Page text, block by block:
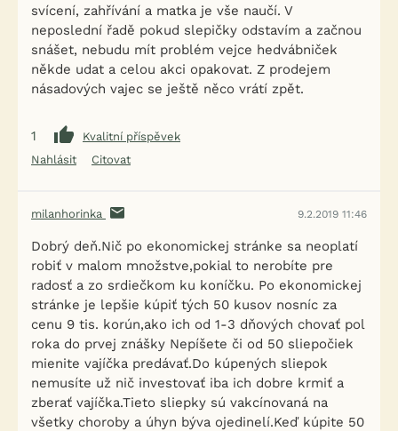
svícení, zahřívání a matka je vše naučí. V
neposlední řadě pokud slepičky odstavím a začnou
snášet, nebudu mít problém vejce hedvábniček
někde udat a celou akci opakovat. Z prodejem
násadových vajec se ještě něco vrátí zpět.
1
Kvalitní příspěvek
Nahlásit
Citovat
milanhorinka 9.2.2019 11:46
Dobrý deň.Nič po ekonomickej stránke sa neoplatí
robiť v malom množstve,pokial to nerobíte pre
radosť a zo srdiečkom ku koníčku. Po ekonomickej
stránke je lepšie kúpiť tých 50 kusov nosníc za
cenu 9 tis. korún,ako ich od 1-3 dňových chovať pol
roka do prvej znášky Nepíšete či od 50 sliepočiek
mienite vajíčka predávať.Do kúpených sliepok
nemusíte už nič investovať iba ich dobre krmiť a
zberať vajíčka.Tieto sliepky sú vakcínovaná na
všetky choroby a úhyn býva ojedinelí.Keď kúpite 50